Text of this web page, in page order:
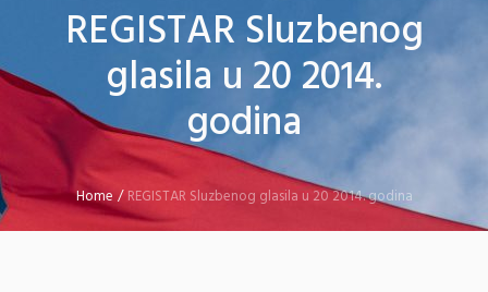
REGISTAR Sluzbenog
glasila u 20 2014.
godina
Home/REGISTAR Sluzbenog glasila u 20 2014. godina